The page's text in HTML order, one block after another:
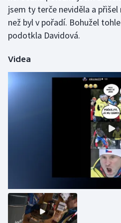
Stolní tenis
Triatlon
Veslování
Vodní slalom
jsem ty terče neviděla a
než byl v pořadí. Bohužel
podotkla Davidová.
Videa